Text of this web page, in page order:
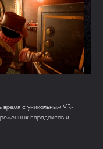
время с уникальным VR-
парадоксов и